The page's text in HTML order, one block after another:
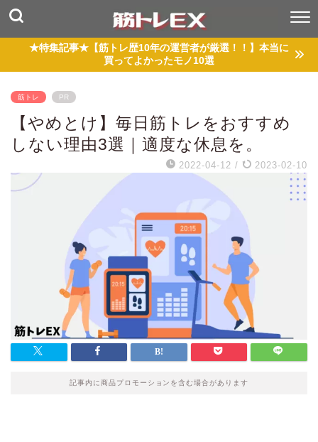
★特集記事★【筋トレ歴10年の運営者が厳選！！】本当に
買ってよかったモノ10選
筋トレ PR
【やめとけ】毎日筋トレをおすすめ
しない理由3選｜適度な休息を。
2022-04-12 / 2023-02-10
記事内に商品プロモーションを含む場合があります